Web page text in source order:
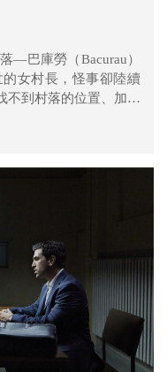
—巴庫勞（Bacurau）
女村長，怪事卻陸續
不到村落的位置、加水
為了警告居民們所做